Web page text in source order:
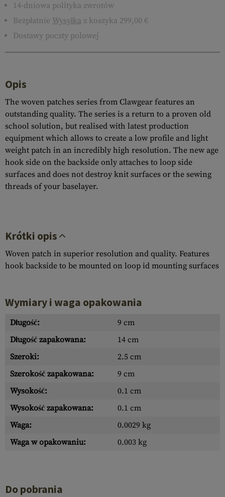
14-dniowa polityka zwrotów
Bezpłatnie Wysyłka z koszyka 299,00 €
Dostawy poczty polowej
Opis
The woven patches series from Clawgear features an
outstanding quality. The series is a return to a proven old
school solution, but realised with latest production
equipment which allows to create a low profile and light
weight patch in an incredibly high resolution. The new age
hook side on the backside only attaches to loop side
surfaces and does not destroy knit surfaces or the sewing
threads of your baselayer.
Krótki opis
Woven patch in superior resolution and quality. Features
hook backside to be mounted on loop id mounting surfaces
Wymiary i waga opakowania
Długość:
9 cm
Długość zapakowana:
14 cm
Szeroki:
2.5 cm
Szerokość zapakowana:
9 cm
Wysokość:
0.1 cm
Wysokość zapakowana:
0.1 cm
Waga:
0.0029 kg
Waga w opakowaniu:
0.003 kg
Do pobrania